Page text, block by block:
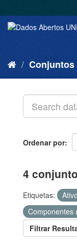
Conjuntos
Ordenar por
4
Etiquetas:
Componentes
Filtrar